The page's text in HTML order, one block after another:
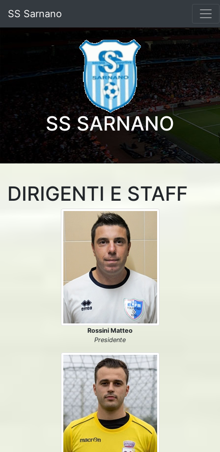
SS Sarnano
SS SARNANO
DIRIGENTI E STAFF
Rossini Matteo
Presidente